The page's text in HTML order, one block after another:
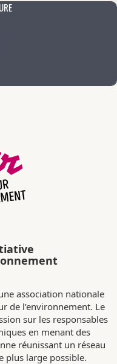
association nationale
de l’environnement. Le
sur les responsables
en menant des
réunissant un réseau
plus large possible.